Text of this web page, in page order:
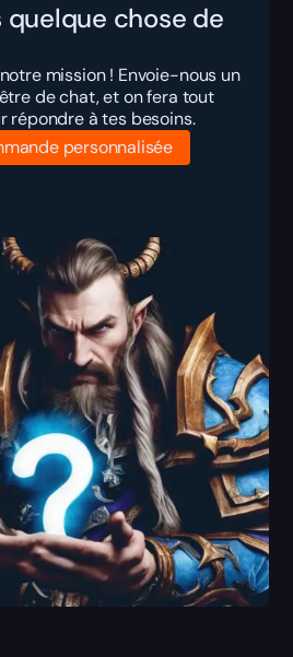
quelque chose de
mission ! Envoie-nous un
de chat, et on fera tout
répondre à tes besoins.
personnalisée